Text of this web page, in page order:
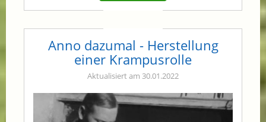
Anno dazumal - Herstellung
einer Krampusrolle
Aktualisiert am 30.01.2022